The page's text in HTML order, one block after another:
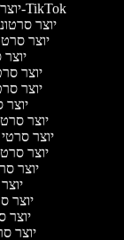
יוצר סרטונים ל-TikTok
יוצר
יוצר
יוצר
יוצר
יוצר
יוצר
יוצר סרטי
יוצר
יוצר
יוצר
יוצר
יוצר